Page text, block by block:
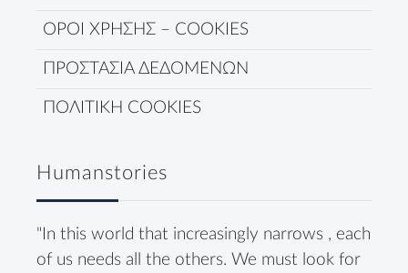
ΟΡΟΙ ΧΡΗΣΗΣ – COOKIES
ΠΡΟΣΤΑΣΙΑ ΔΕΔΟΜΕΝΩΝ
ΠΟΛΙΤΙΚΗ COOKIES
Humanstories
"In this world that increasingly narrows , each
of us needs all the others. We must look for